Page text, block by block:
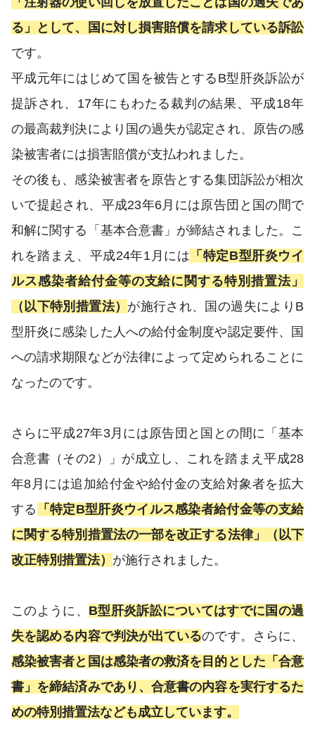
る」として、国に対し損害賠償を請求している訴訟
です。
平成元年にはじめて国を被告とするB型肝炎訴訟が
提訴され、17年にもわたる裁判の結果、平成18年
の最高裁判決により国の過失が認定され、原告の感
染被害者には損害賠償が支払われました。
その後も、感染被害者を原告とする集団訴訟が相次
いで提起され、平成23年6月には原告団と国の間で
和解に関する「基本合意書」が締結されました。こ
れを踏まえ、平成24年1月には 「特定B型肝炎ウイ
ルス感染者給付金等の支給に関する特別措置法」
（以下特別措置法） が施行され、国の過失によりB
型肝炎に感染した人への給付金制度や認定要件、国
への請求期限などが法律によって定められることに
なったのです。
さらに平成27年3月には原告団と国との間に「基本
合意書（その2）」が成立し、これを踏まえ平成28
年8月には追加給付金や給付金の支給対象者を拡大
する
「特定B型肝炎ウイルス感染者給付金等の支給
に関する特別措置法の一部を改正する法律」（以下
改正特別措置法） が施行されました。
このように、 B型肝炎訴訟についてはすでに国の過
失を認める内容で判決が出ているのです。さらに、
感染被害者と国は感染者の救済を目的とした「合意
書」を締結済みであり、合意書の内容を実行するた
めの特別措置法なども成立しています。